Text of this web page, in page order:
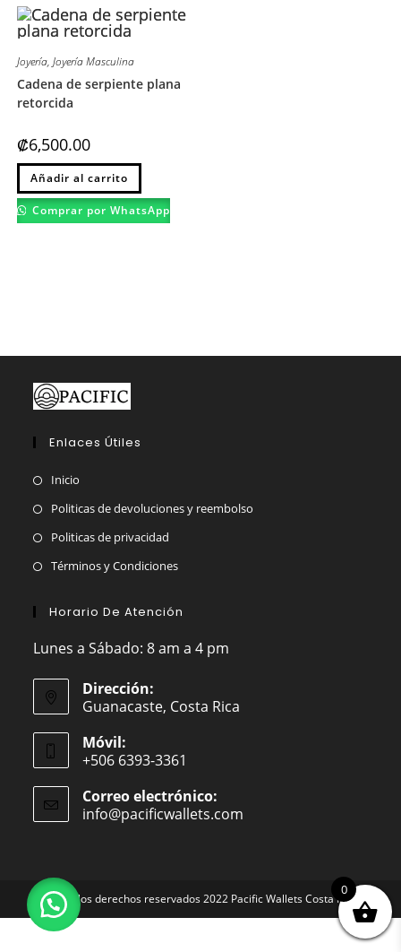
opciones
se
la
página
Joyería, Joyería Masculina
Cadena de serpiente plana
retorcida
₡6,500.00
Añadir al carrito
Comprar por WhatsApp
Enlaces Útiles
Inicio
Politicas de devoluciones y reembolso
Politicas de privacidad
Términos y Condiciones
Horario De Atención
Lunes a Sábado: 8 am a 4 pm
Dirección:
Guanacaste, Costa Rica
Móvil:
+506 6393-3361
Correo electrónico:
info@pacificwallets.com
Todos los derechos reservados 2022 Pacific Wallets Costa Rica
0